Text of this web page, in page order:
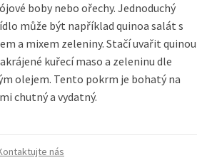
boby nebo ořechy. Jednoduchý
může být například quinoa salát s
a mixem zeleniny. Stačí uvařit quinou
kuřecí maso a zeleninu dle
olejem. Tento pokrm je bohatý na
chutný a vydatný.
nás